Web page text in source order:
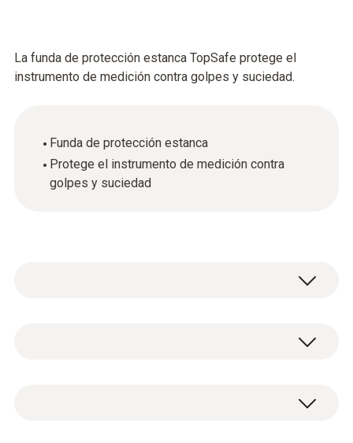
La funda de protección estanca TopSafe protege el
instrumento de medición contra golpes y suciedad.
Funda de protección estanca
Protege el instrumento de medición contra
golpes y suciedad